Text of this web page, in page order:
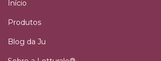
Início
Produtos
Blog da Ju